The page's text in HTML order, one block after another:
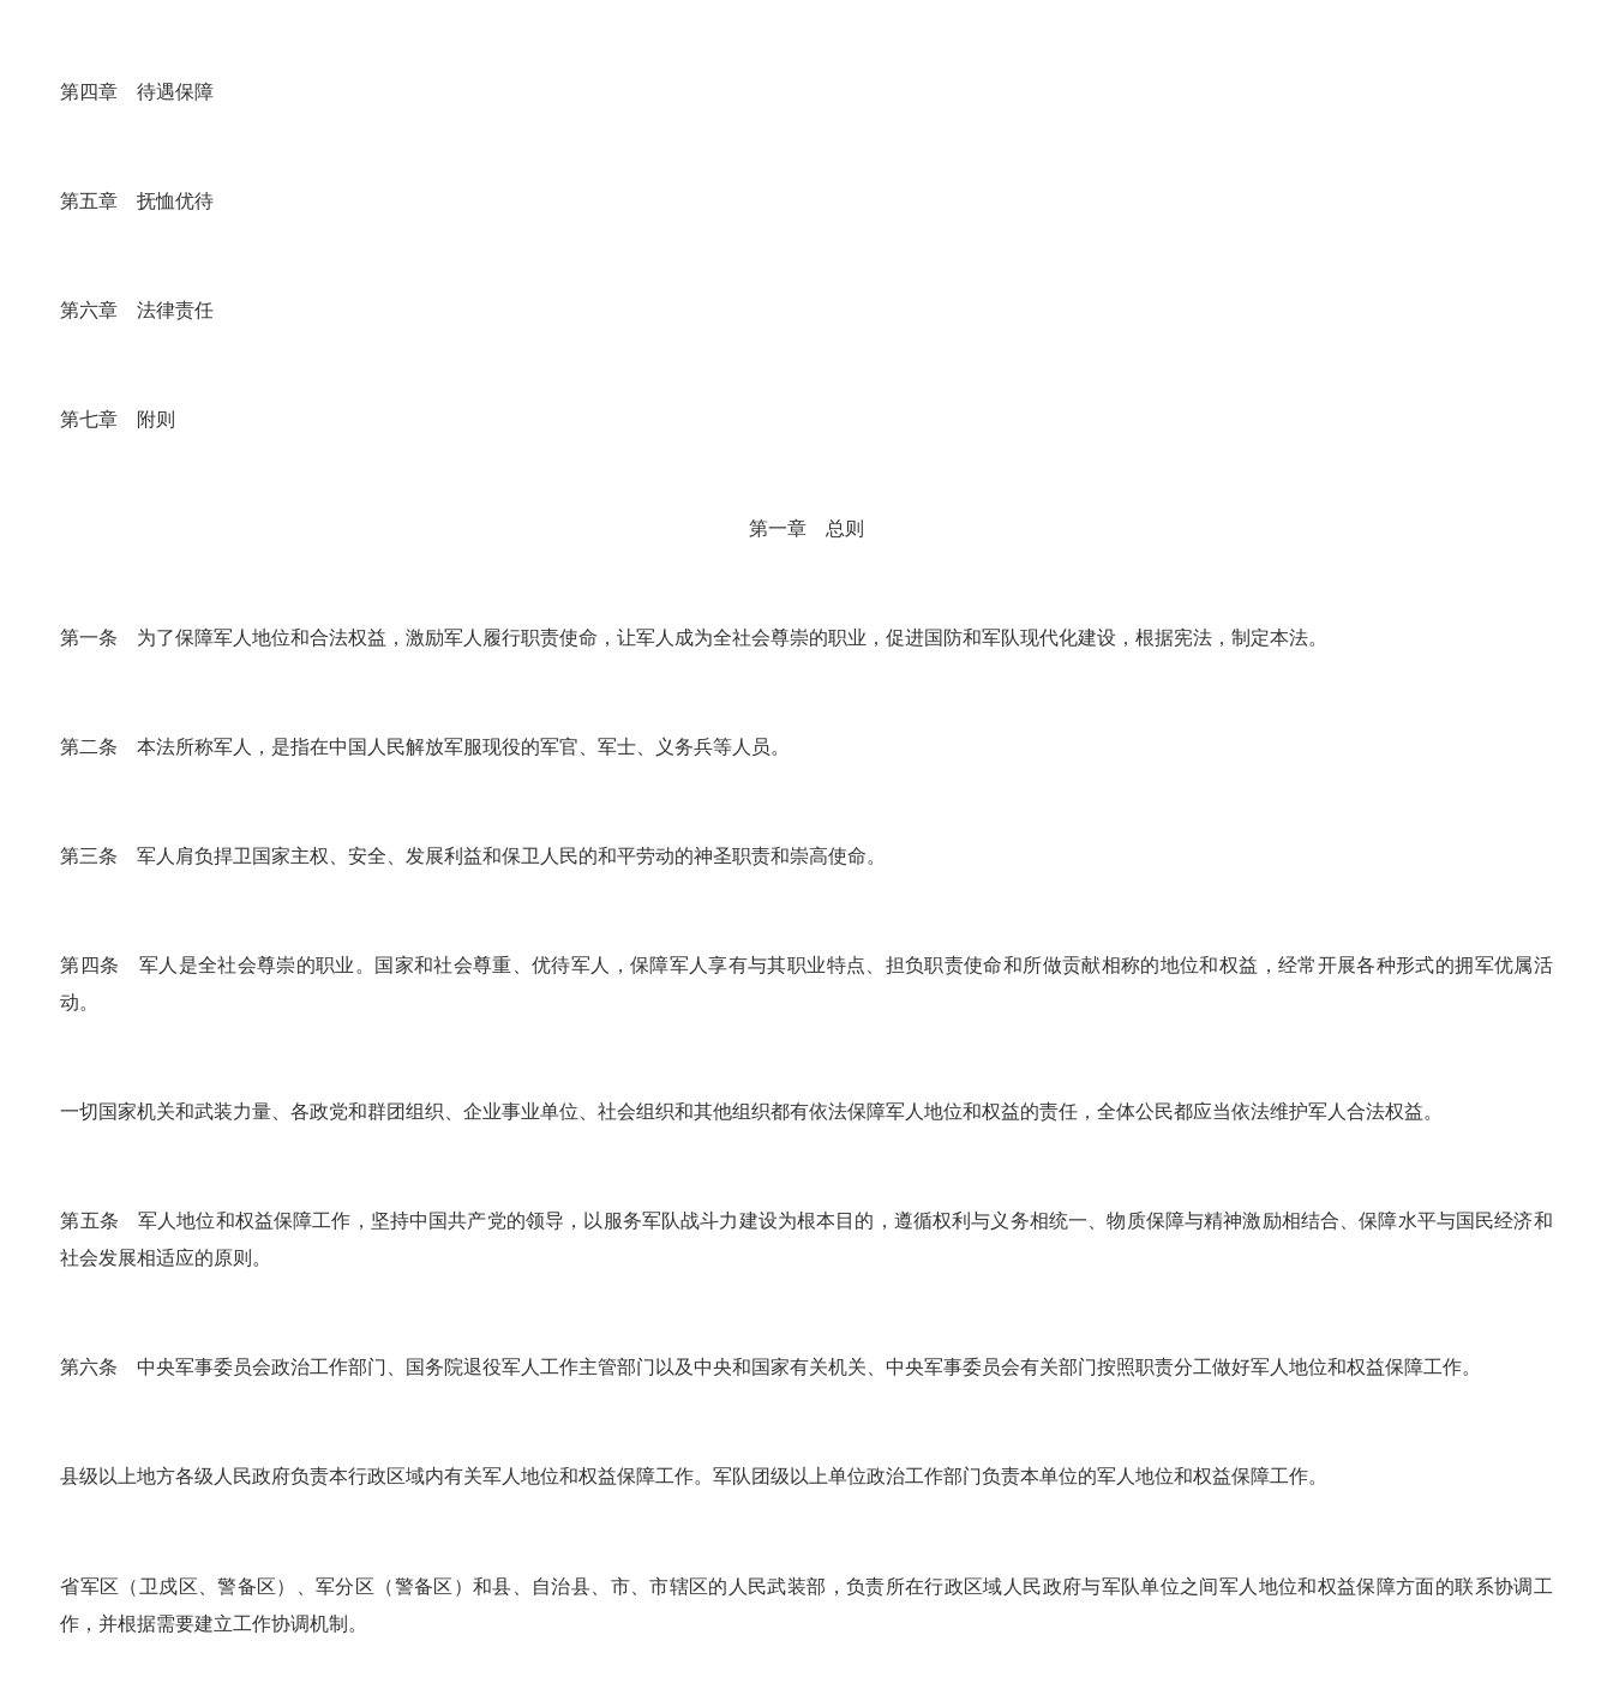
第四章 待遇保障
第五章 抚恤优待
第六章 法律责任
第七章 附则
第一章 总则
第一条 为了保障军人地位和合法权益，激励军人履行职责使命，让军人成为全社会尊崇的职业，促进国防和军队现代化建设，根据宪法，制定本法。
第二条 本法所称军人，是指在中国人民解放军服现役的军官、军士、义务兵等人员。
第三条 军人肩负捍卫国家主权、安全、发展利益和保卫人民的和平劳动的神圣职责和崇高使命。
第四条 军人是全社会尊崇的职业。国家和社会尊重、优待军人，保障军人享有与其职业特点、担负职责使命和所做贡献相称的地位和权益，经常开展各种形式的拥军优属活
动。
一切国家机关和武装力量、各政党和群团组织、企业事业单位、社会组织和其他组织都有依法保障军人地位和权益的责任，全体公民都应当依法维护军人合法权益。
第五条 军人地位和权益保障工作，坚持中国共产党的领导，以服务军队战斗力建设为根本目的，遵循权利与义务相统一、物质保障与精神激励相结合、保障水平与国民经济和
社会发展相适应的原则。
第六条 中央军事委员会政治工作部门、国务院退役军人工作主管部门以及中央和国家有关机关、中央军事委员会有关部门按照职责分工做好军人地位和权益保障工作。
县级以上地方各级人民政府负责本行政区域内有关军人地位和权益保障工作。军队团级以上单位政治工作部门负责本单位的军人地位和权益保障工作。
省军区（卫戍区、警备区）、军分区（警备区）和县、自治县、市、市辖区的人民武装部，负责所在行政区域人民政府与军队单位之间军人地位和权益保障方面的联系协调工
作，并根据需要建立工作协调机制。